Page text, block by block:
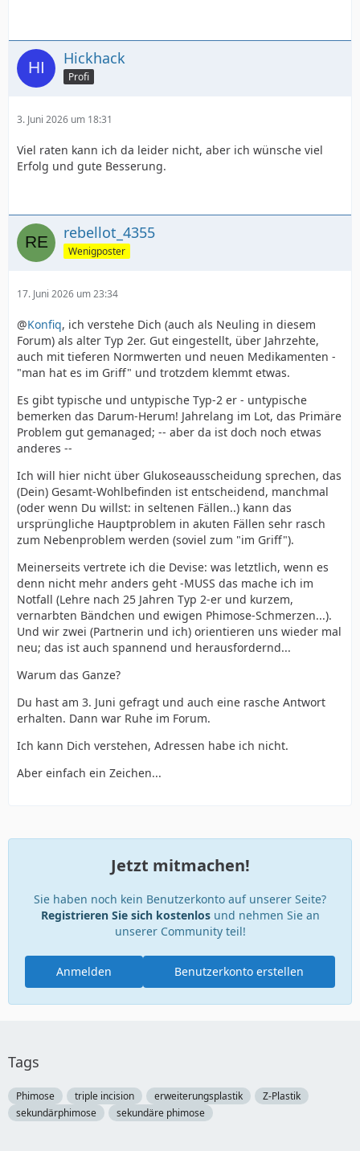
Hickhack
Profi
3. Juni 2026 um 18:31
Viel raten kann ich da leider nicht, aber ich wünsche viel
Erfolg und gute Besserung.
rebellot_4355
Wenigposter
17. Juni 2026 um 23:34
@Konfiq, ich verstehe Dich (auch als Neuling in diesem
Forum) als alter Typ 2er. Gut eingestellt, über Jahrzehte,
auch mit tieferen Normwerten und neuen Medikamenten -
"man hat es im Griff" und trotzdem klemmt etwas.
Es gibt typische und untypische Typ-2 er - untypische
bemerken das Darum-Herum! Jahrelang im Lot, das Primäre
Problem gut gemanaged; -- aber da ist doch noch etwas
anderes --
Ich will hier nicht über Glukoseausscheidung sprechen, das
(Dein) Gesamt-Wohlbefinden ist entscheidend, manchmal
(oder wenn Du willst: in seltenen Fällen..) kann das
ursprüngliche Hauptproblem in akuten Fällen sehr rasch
zum Nebenproblem werden (soviel zum "im Griff").
Meinerseits vertrete ich die Devise: was letztlich, wenn es
denn nicht mehr anders geht -MUSS das mache ich im
Notfall (Lehre nach 25 Jahren Typ 2-er und kurzem,
vernarbten Bändchen und ewigen Phimose-Schmerzen...).
Und wir zwei (Partnerin und ich) orientieren uns wieder mal
neu; das ist auch spannend und herausfordernd...
Warum das Ganze?
Du hast am 3. Juni gefragt und auch eine rasche Antwort
erhalten. Dann war Ruhe im Forum.
Ich kann Dich verstehen, Adressen habe ich nicht.
Aber einfach ein Zeichen...
Jetzt mitmachen!
Sie haben noch kein Benutzerkonto auf unserer Seite?
Registrieren Sie sich kostenlosund nehmen Sie an
unserer Community teil!
Benutzerkonto erstellen
Anmelden
Tags
Phimose triple incision erweiterungsplastik
Z-Plastik
sekundärphimose
sekundäre phimose